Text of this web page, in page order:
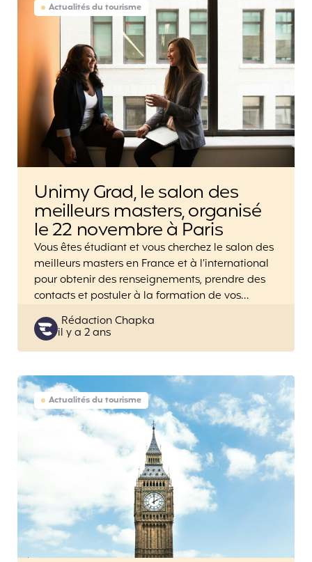
Actualités du tourisme
Unimy Grad, le salon des
meilleurs masters, organisé
le 22 novembre à Paris
Vous êtes étudiant et vous cherchez le salon des
meilleurs masters en France et à l’international
pour obtenir des renseignements, prendre des
contacts et postuler à la formation de vos…
Posted
by
Rédaction Chapka
il y a 2 ans
Actualités du tourisme